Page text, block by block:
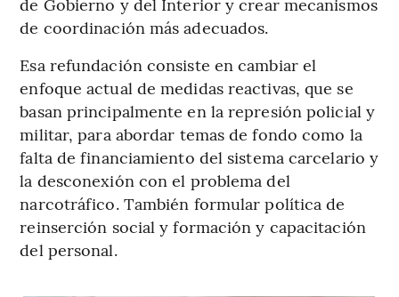
de coordinación más adecuados.
Esa refundación consiste en cambiar el
enfoque actual de medidas reactivas, que se
basan principalmente en la represión policial y
militar, para abordar temas de fondo como la
falta de financiamiento del sistema carcelario y
la desconexión con el problema del
narcotráfico. También formular política de
reinserción social y formación y capacitación
del personal.